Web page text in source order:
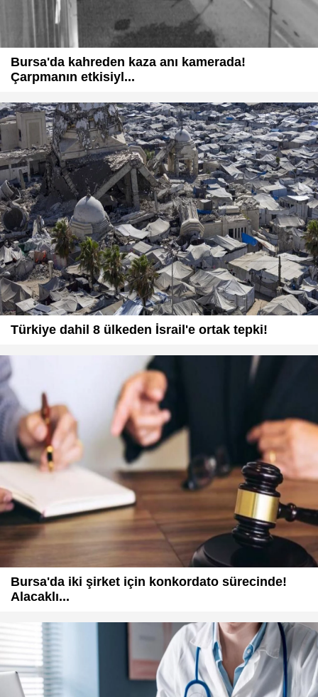
Bursa'da kahreden kaza anı kamerada!
Çarpmanın etkisiyl...
Türkiye dahil 8 ülkeden İsrail'e ortak tepki!
Bursa'da iki şirket için konkordato sürecinde!
Alacaklı...